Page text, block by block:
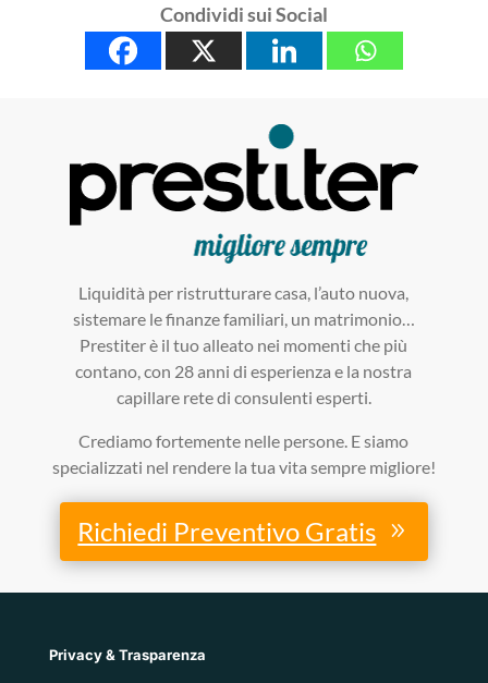
Condividi sui Social
Liquidità per ristrutturare casa, l’auto nuova,
sistemare le finanze familiari, un matrimonio…
Prestiter è il tuo alleato nei momenti che più
contano, con 28 anni di esperienza e la nostra
capillare rete di consulenti esperti.
Crediamo fortemente nelle persone. E siamo
specializzati nel rendere la tua vita sempre migliore!
Richiedi Preventivo Gratis
Privacy & Trasparenza